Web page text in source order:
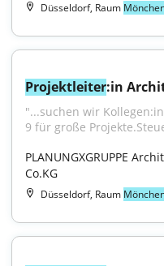
Düsseldorf, Raum
Projektleiter:in
"...suchen wir
9 für große
PLANUNGXGRUPPE
Co.KG
Düsseldorf, Raum